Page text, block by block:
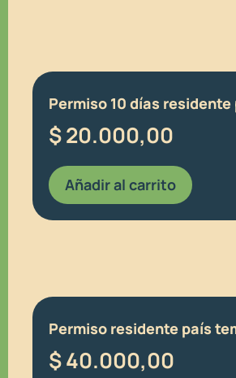
Permiso 10 días residente
$20.000,00
Añadir al carrito
Permiso residente país
$40.000,00